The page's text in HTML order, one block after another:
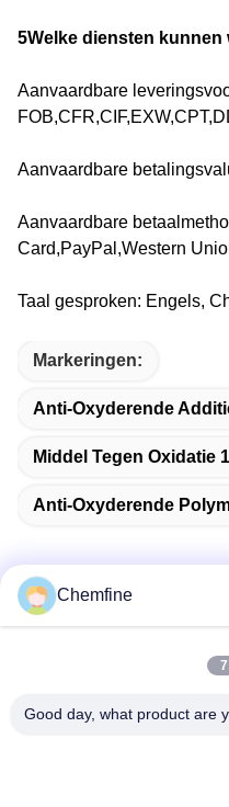
5Welke diensten kunnen
Aanvaardbare
Aanvaardbare
Aanvaardbare
Card,PayPal,Western
Taal gesproken: Engels,
Markeringen:
Anti-Oxyderende
Middel Tegen Oxidatie
Anti-Oxyderende
Zaal 924, Road van
Chemfine
Good day, what product are